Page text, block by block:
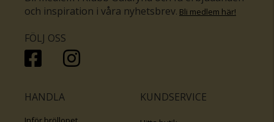
och inspiration i våra nyhetsbrev. Bli medlem här!
FÖLJ OSS
HANDLA KUNDSERVICE